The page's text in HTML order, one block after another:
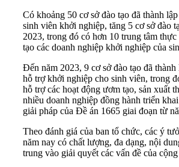
Có khoảng 50 cơ sở đào tạo đã thành
sinh viên khởi nghiệp, tăng 5 cơ sở đào
2023, trong đó có hơn 10 trung tâm
tạo các doanh nghiệp khởi nghiệp của
Đến năm 2023, 9 cơ sở đào tạo đã
hỗ trợ khởi nghiệp cho sinh viên, trong
hỗ trợ các hoạt động ươm tạo, sản xuất
nhiều doanh nghiệp đồng hành triển
giải pháp của Đề án 1665 giai đoạn từ
Theo đánh giá của ban tổ chức, các ý
năm nay có chất lượng, đa dạng, nội
trung vào giải quyết các vấn đề của